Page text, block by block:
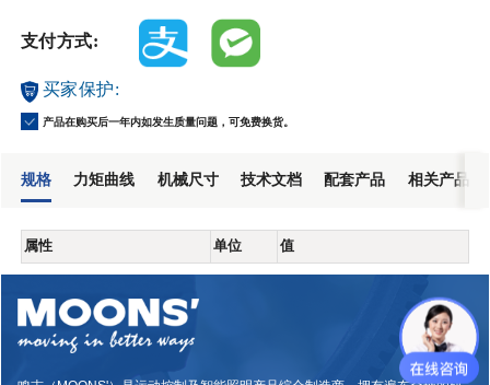
支付方式:
买家保护:
产品在购买后一年内如发生质量问题，可免费换货。
规格 力矩曲线 机械尺寸 技术文档 配套产品 相关产品
属性 单位 值